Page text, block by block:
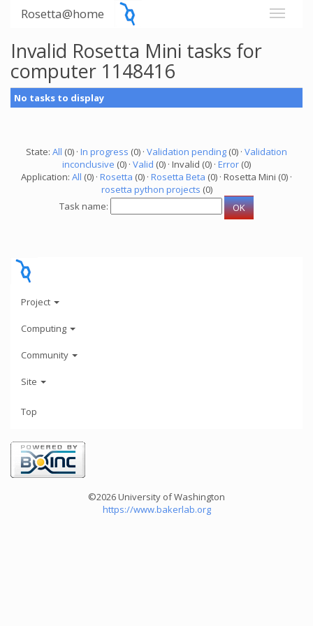
Rosetta@home
Invalid Rosetta Mini tasks for
computer 1148416
No tasks to display
State: All (0) · In progress (0) · Validation pending (0) · Validation
inconclusive (0) · Valid (0) · Invalid (0) · Error (0)
Application: All (0) · Rosetta (0) · Rosetta Beta (0) · Rosetta Mini (0) ·
rosetta python projects (0)
Task name:
Project
Computing
Community
Site
Top
©2026 University of Washington
https://www.bakerlab.org